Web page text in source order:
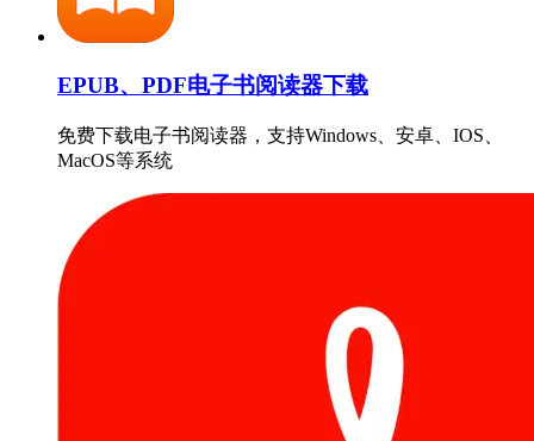
EPUB、PDF电子书阅读器下载
免费下载电子书阅读器，支持Windows、安卓、IOS、
MacOS等系统